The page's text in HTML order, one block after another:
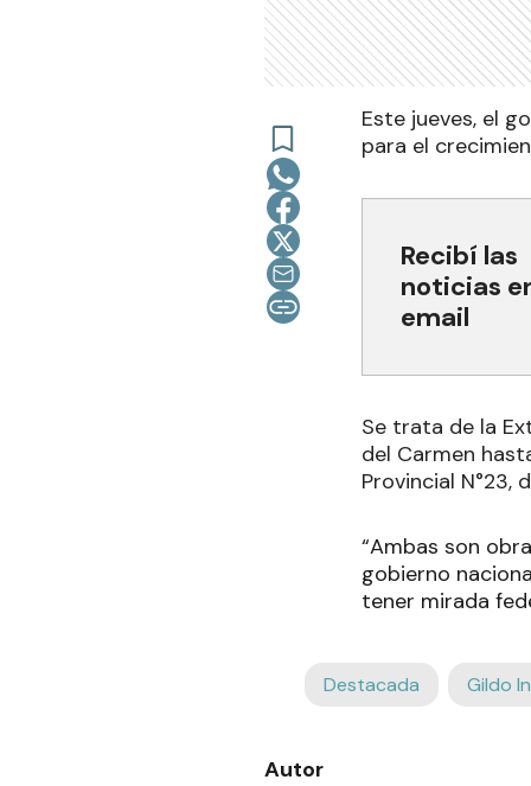
Este jueves, el
para el
Recibí las
noticias
email
Se trata de la
del Carmen
Provincial N°23,
“Ambas son
gobierno
tener mirada
Destacada Gildo
Autor